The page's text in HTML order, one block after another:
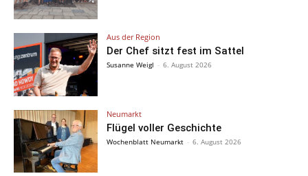
Aus der Region
Der Chef sitzt fest im Sattel
Susanne Weigl - 6. August 2026
Neumarkt
Flügel voller Geschichte
Wochenblatt Neumarkt - 6. August 2026